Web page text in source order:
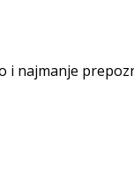
i najmanje